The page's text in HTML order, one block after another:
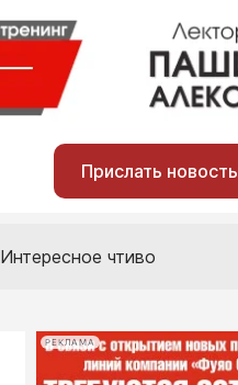
Прислать новость
Интересное чтиво
РЕКЛАМА